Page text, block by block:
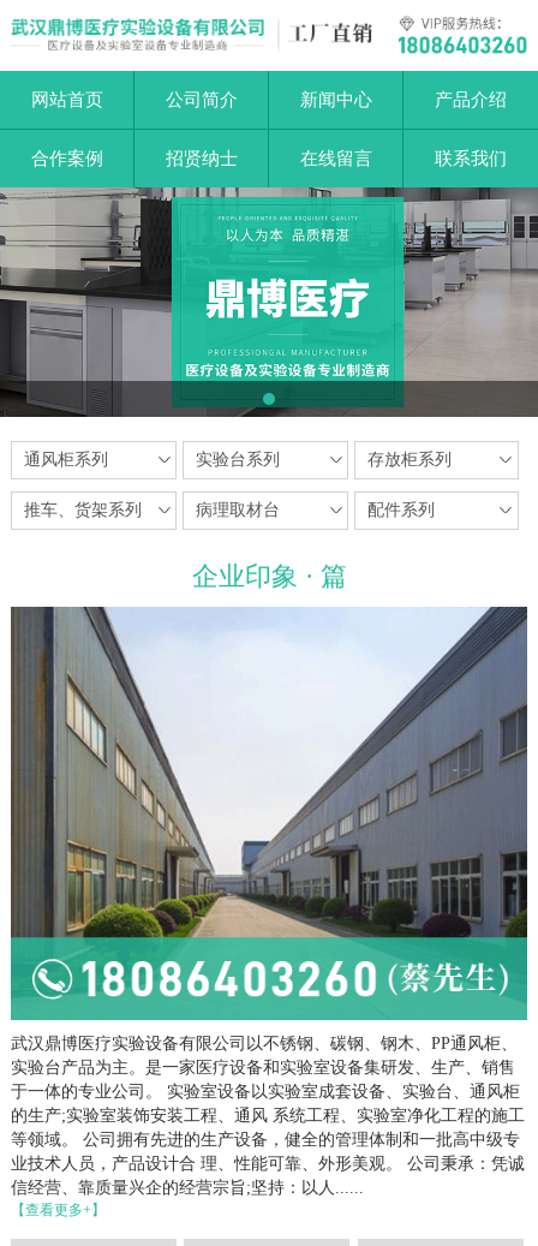
网站首页 公司简介 新闻中心 产品介绍
合作案例 招贤纳士 在线留言 联系我们
1
通风柜系列 实验台系列 存放柜系列
推车、货架系列 病理取材台 配件系列
企业印象 · 篇
武汉鼎博医疗实验设备有限公司以不锈钢、碳钢、钢木、PP通风柜、
实验台产品为主。是一家医疗设备和实验室设备集研发、生产、销售
于一体的专业公司。 实验室设备以实验室成套设备、实验台、通风柜
的生产;实验室装饰安装工程、通风 系统工程、实验室净化工程的施工
等领域。 公司拥有先进的生产设备，健全的管理体制和一批高中级专
业技术人员，产品设计合 理、性能可靠、外形美观。 公司秉承：凭诚
信经营、靠质量兴企的经营宗旨;坚持：以人......
【查看更多+】